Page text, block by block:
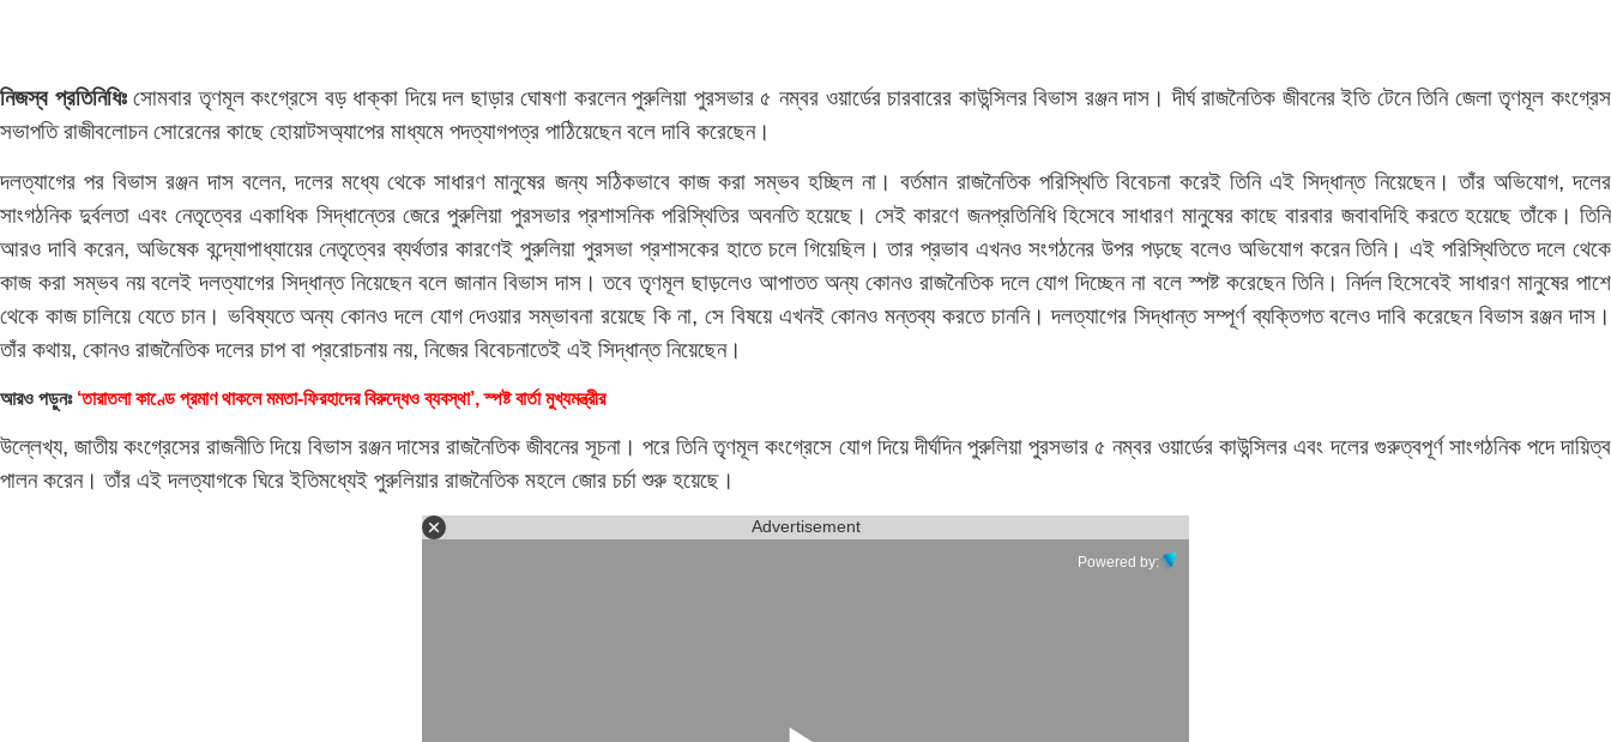
নিজস্ব প্রতিনিধিঃসোমবার তৃণমূল কংগ্রেসে বড় ধাক্কা দিয়ে দল ছাড়ার ঘোষণা করলেন পুরুলিয়া পুরসভার ৫ নম্বর ওয়ার্ডের চারবারের কাউন্সিলর বিভাস রঞ্জন দাস। দীর্ঘ রাজনৈতিক জীবনের ইতি টেনে তিনি জেলা তৃণমূল কংগ্রেস
সভাপতি রাজীবলোচন সোরেনের কাছে হোয়াটসঅ্যাপের মাধ্যমে পদত্যাগপত্র পাঠিয়েছেন বলে দাবি করেছেন।
দলত্যাগের পর বিভাস রঞ্জন দাস বলেন, দলের মধ্যে থেকে সাধারণ মানুষের জন্য সঠিকভাবে কাজ করা সম্ভব হচ্ছিল না। বর্তমান রাজনৈতিক পরিস্থিতি বিবেচনা করেই তিনি এই সিদ্ধান্ত নিয়েছেন। তাঁর অভিযোগ, দলের
সাংগঠনিক দুর্বলতা এবং নেতৃত্বের একাধিক সিদ্ধান্তের জেরে পুরুলিয়া পুরসভার প্রশাসনিক পরিস্থিতির অবনতি হয়েছে। সেই কারণে জনপ্রতিনিধি হিসেবে সাধারণ মানুষের কাছে বারবার জবাবদিহি করতে হয়েছে তাঁকে। তিনি
আরও দাবি করেন, অভিষেক বন্দ্যোপাধ্যায়ের নেতৃত্বের ব্যর্থতার কারণেই পুরুলিয়া পুরসভা প্রশাসকের হাতে চলে গিয়েছিল। তার প্রভাব এখনও সংগঠনের উপর পড়ছে বলেও অভিযোগ করেন তিনি। এই পরিস্থিতিতে দলে থেকে
কাজ করা সম্ভব নয় বলেই দলত্যাগের সিদ্ধান্ত নিয়েছেন বলে জানান বিভাস দাস। তবে তৃণমূল ছাড়লেও আপাতত অন্য কোনও রাজনৈতিক দলে যোগ দিচ্ছেন না বলে স্পষ্ট করেছেন তিনি। নির্দল হিসেবেই সাধারণ মানুষের পাশে
থেকে কাজ চালিয়ে যেতে চান। ভবিষ্যতে অন্য কোনও দলে যোগ দেওয়ার সম্ভাবনা রয়েছে কি না, সে বিষয়ে এখনই কোনও মন্তব্য করতে চাননি। দলত্যাগের সিদ্ধান্ত সম্পূর্ণ ব্যক্তিগত বলেও দাবি করেছেন বিভাস রঞ্জন দাস।
তাঁর কথায়, কোনও রাজনৈতিক দলের চাপ বা প্ররোচনায় নয়, নিজের বিবেচনাতেই এই সিদ্ধান্ত নিয়েছেন।
আরও পড়ুনঃ ‘তারাতলা কাণ্ডে প্রমাণ থাকলে মমতা-ফিরহাদের বিরুদ্ধেও ব্যবস্থা’, স্পষ্ট বার্তা মুখ্যমন্ত্রীর
উল্লেখ্য, জাতীয় কংগ্রেসের রাজনীতি দিয়ে বিভাস রঞ্জন দাসের রাজনৈতিক জীবনের সূচনা। পরে তিনি তৃণমূল কংগ্রেসে যোগ দিয়ে দীর্ঘদিন পুরুলিয়া পুরসভার ৫ নম্বর ওয়ার্ডের কাউন্সিলর এবং দলের গুরুত্বপূর্ণ সাংগঠনিক পদে দায়িত্ব
পালন করেন। তাঁর এই দলত্যাগকে ঘিরে ইতিমধ্যেই পুরুলিয়ার রাজনৈতিক মহলে জোর চর্চা শুরু হয়েছে।
Advertisement
Powered by: